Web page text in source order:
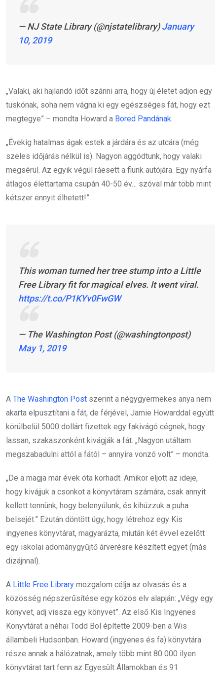
— NJ State Library (@njstatelibrary)January
10, 2019
„Valaki, aki hajlandó időt szánni arra, hogy új életet adjon egy
tuskónak, soha nem vágna ki egy egészséges fát, hogy ezt
megtegye” – mondta Howard a Bored Pandának
„Évekig hatalmas ágak estek a járdára és az utcára (még
szeles időjárás nélkül is). Nagyon aggódtunk, hogy valaki
megsérül. Az egyik végül ráesett a fiunk autójára. Egy nyárfa
átlagos élettartama csupán 40-50 év… szóval már több mint
kétszer ennyit élhetett!”.
This woman turned her tree stump into a Little
Free Library fit for magical elves. It went viral.
https://t.co/P1KYv0FwGW
— The Washington Post (@washingtonpost)
May 1, 2019
A The Washington Post szerint a négygyermekes anya nem
akarta elpusztítani a fát, de férjével, Jamie Howarddal együtt
körülbelül 5000 dollárt fizettek egy fakivágó cégnek, hogy
lassan, szakaszonként kivágják a fát. „Nagyon utáltam
megszabadulni attól a fától – annyira vonzó volt” – mondta.
„De a magja már évek óta korhadt. Amikor eljött az ideje,
hogy kivájjuk a csonkot a könyvtáram számára, csak annyit
kellett tennünk, hogy belenyúlunk, és kihúzzuk a puha
belsejét.” Ezután döntött úgy, hogy létrehoz egy Kis
ingyenes könyvtárat, magyarázta, miután két évvel ezelőtt
egy iskolai adománygyűjtő árverésre készített egyet (más
dizájnnal).
A Little Free Library mozgalom célja az olvasás és a
közösség népszerűsítése egy közös elv alapján: „Végy egy
könyvet, adj vissza egy könyvet”. Az első Kis Ingyenes
Könyvtárat a néhai Todd Bol építette 2009-ben a Wis
állambeli Hudsonban. Howard (ingyenes és fa) könyvtára
része annak a hálózatnak, amely több mint 80 000 ilyen
könyvtárat tart fenn az Egyesült Államokban és 91